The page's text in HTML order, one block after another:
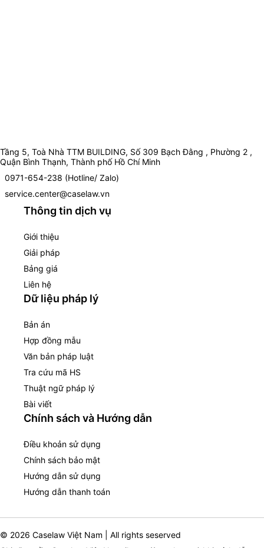
Tầng 5, Toà Nhà TTM BUILDING, Số 309 Bạch Đằng , Phường 2 ,
Quận Bình Thạnh, Thành phố Hồ Chí Minh
0971-654-238 (Hotline/ Zalo)
service.center@caselaw.vn
Thông tin dịch vụ
Giới thiệu
Giải pháp
Bảng giá
Liên hệ
Dữ liệu pháp lý
Bản án
Hợp đồng mẫu
Văn bản pháp luật
Tra cứu mã HS
Thuật ngữ pháp lý
Bài viết
Chính sách và Hướng dẫn
Điều khoản sử dụng
Chính sách bảo mật
Hướng dẫn sử dụng
Hướng dẫn thanh toán
© 2026 Caselaw Việt Nam | All rights seserved